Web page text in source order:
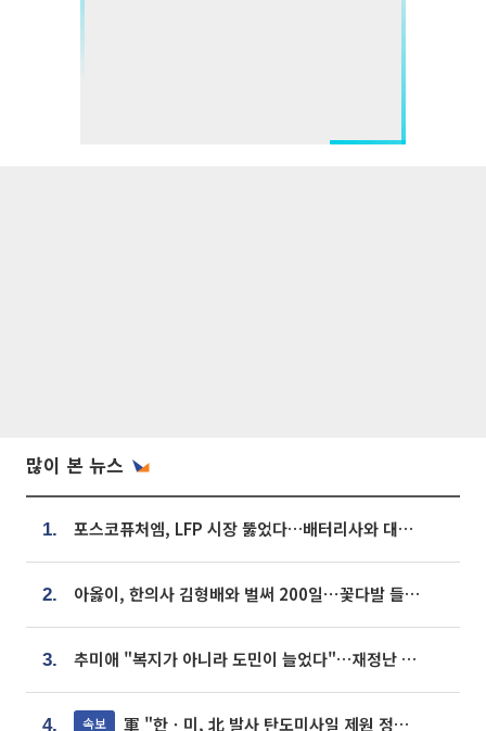
많이 본 뉴스
1. 포스코퓨처엠, LFP 시장 뚫었다…배터리사와 대규모 장기 공급 합의
2. 아옳이, 한의사 김형배와 벌써 200일⋯꽃다발 들고 "프러포즈 아냐"
3. 추미애 "복지가 아니라 도민이 늘었다"…재정난 책임론 정면돌파
4. 속보 軍 "한ㆍ미, 北 발사 탄도미사일 제원 정밀분석 중"